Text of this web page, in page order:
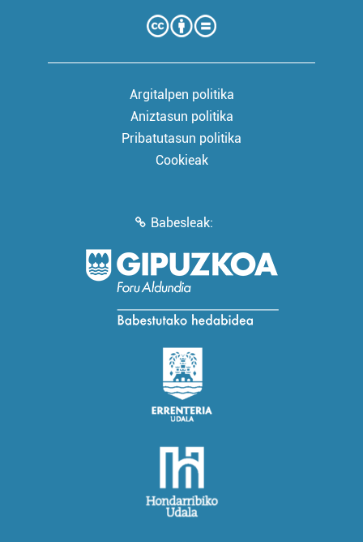
Argitalpen politika
Aniztasun politika
Pribatutasun politika
Cookieak
Babesleak: